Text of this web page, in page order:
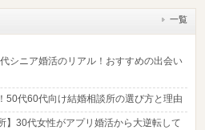
一覧
シニア婚活のリアル！おすすめの出会い
50代60代向け結婚相談所の選び方と理由
】30代女性がアプリ婚活から大逆転して